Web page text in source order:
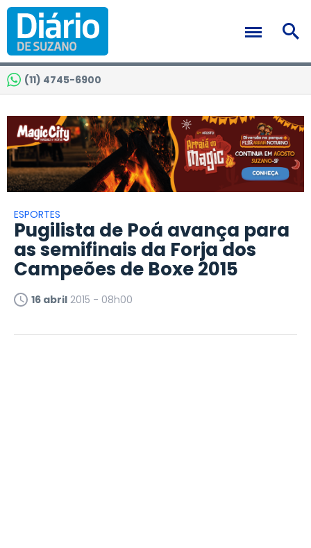
(11) 4745-6900
ESPORTES
Pugilista de Poá avança para
as semifinais da Forja dos
Campeões de Boxe 2015
16 abril 2015 - 08h00